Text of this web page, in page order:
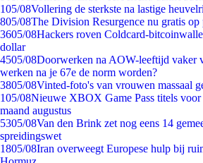
105/08Vollering de sterkste na lastige
805/08The Division Resurgence nu gratis op
3605/08Hackers roven Coldcard-
dollar
4505/08Doorwerken na AOW-leeftijd vaker
werken na je 67e de norm worden?
3805/08Vinted-foto's van vrouwen massaal
105/08Nieuwe XBOX Game Pass titels voor
maand augustus
5305/08Van den Brink zet nog eens 14
spreidingswet
1805/08Iran overweegt Europese hulp bij